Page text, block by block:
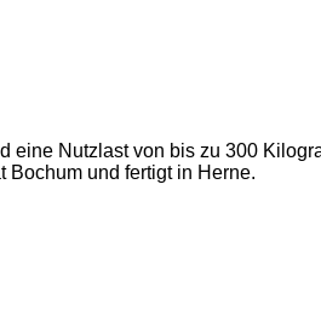
eine Nutzlast von bis zu 300
Bochum und fertigt in Herne.